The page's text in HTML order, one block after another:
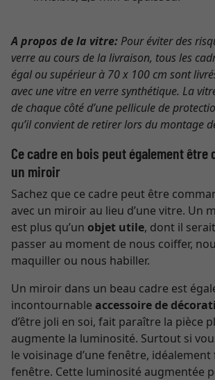
A propos de la vitre: Pour éviter des
verre au cours de la livraison, tous les
égal ou supérieur à 70 x 100 cm sont
avec une vitre en verre synthétique. La
de chaque côté d’une pellicule de
qu’il convient de retirer lors du montage
Ce cadre en bois peut également être
un miroir
Sachez que ce cadre peut être
avec un miroir au lieu d’une vitre. Un
est plus qu’un objet utile, dont il
passer au moment de nous coiffer,
maquiller ou nous habiller.
Un miroir dans un beau cadre est
incontournable accessoire de
d’être joli en soi, fait paraître la pièce
augmente la luminosité. Surtout si
le voisinage d’une fenêtre, idéalement
fenêtre. Cette luminosité augmentée